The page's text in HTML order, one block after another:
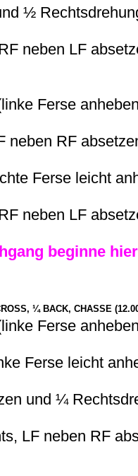
½
neben LF
Ferse
neben RF
Ferse leicht
neben LF
beginne
¼ BACK, CHASSE
Ferse
Ferse leicht
und ¼
LF neben RF